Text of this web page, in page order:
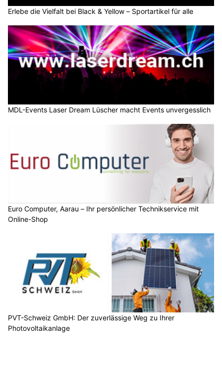
Erlebe die Vielfalt bei Black & Yellow – Sportartikel für alle
MDL-Events Laser Dream Lüscher macht Events unvergesslich
Euro Computer, Aarau – Ihr persönlicher Technikservice mit
Online-Shop
PVT-Schweiz GmbH: Der zuverlässige Weg zu Ihrer
Photovoltaikanlage